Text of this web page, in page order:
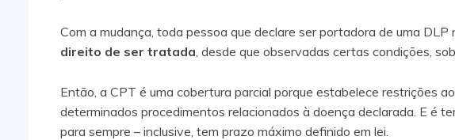
Com a mudança, toda pessoa que declare ser portadora de uma
direito de ser tratada , desde que observadas certas condições,
Então, a CPT é uma cobertura parcial porque estabelece restrições
determinados procedimentos relacionados à doença declarada. E é
para sempre – inclusive, tem prazo máximo definido em lei.